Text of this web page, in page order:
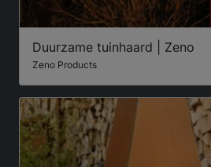
Duurzame tuinhaard | Zeno
Zeno Products